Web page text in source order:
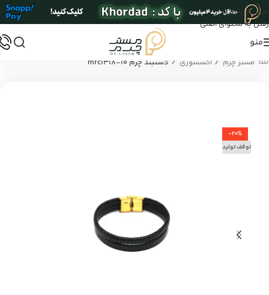
عبور به ناوبری
رفتن به محتوای اصلی
منو
مستر چرم / اکسسوری / دستبند چرم mrc1318-10
-20%
توقف تولید